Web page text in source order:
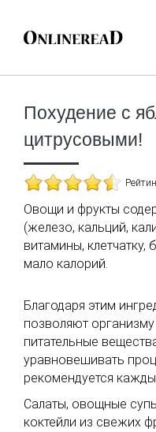
Похудение с
цитрусовыми!
Овощи и фрукты
(железо, кальций,
витамины,
мало калорий.
Благодаря этим
позволяют
питательные
уравновешивать
рекомендуется
Салаты, овощные
коктейли из свежих